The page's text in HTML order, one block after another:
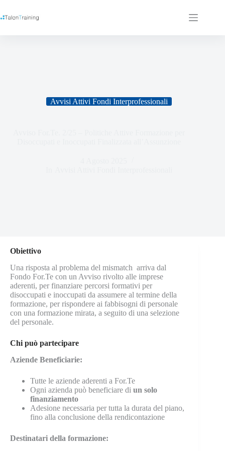
Avvisi Attivi Fondi Interprofessionali
Obiettivo
Una risposta al problema del mismatch arriva dal
Fondo For.Te con un Avviso rivolto alle imprese
aderenti, per finanziare percorsi formativi per
disoccupati e inoccupati da assumere al termine della
formazione, per rispondere ai fabbisogni di personale
con una formazione mirata, a seguito di una selezione
del personale.
Chi può partecipare
Aziende Beneficiarie:
Tutte le aziende aderenti a For.Te
Ogni azienda può beneficiare di un solo
finanziamento
Adesione necessaria per tutta la durata del piano,
fino alla conclusione della rendicontazione
Destinatari della formazione: